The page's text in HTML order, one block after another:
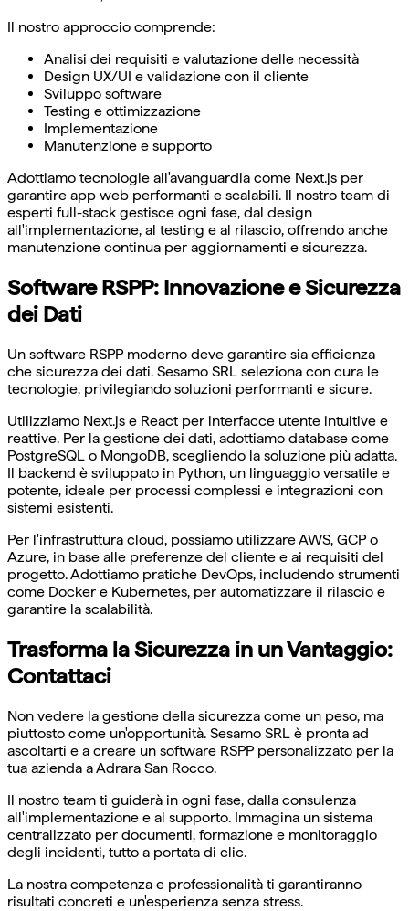
Il nostro approccio comprende:
Analisi dei requisiti e valutazione delle necessità
Design UX/UI e validazione con il cliente
Sviluppo software
Testing e ottimizzazione
Implementazione
Manutenzione e supporto
Adottiamo tecnologie all'avanguardia come Next.js per
garantire app web performanti e scalabili. Il nostro team di
esperti full-stack gestisce ogni fase, dal design
all'implementazione, al testing e al rilascio, offrendo anche
manutenzione continua per aggiornamenti e sicurezza.
Software RSPP: Innovazione e Sicurezza
dei Dati
Un software RSPP moderno deve garantire sia efficienza
che sicurezza dei dati. Sesamo SRL seleziona con cura le
tecnologie, privilegiando soluzioni performanti e sicure.
Utilizziamo Next.js e React per interfacce utente intuitive e
reattive. Per la gestione dei dati, adottiamo database come
PostgreSQL o MongoDB, scegliendo la soluzione più adatta.
Il backend è sviluppato in Python, un linguaggio versatile e
potente, ideale per processi complessi e integrazioni con
sistemi esistenti.
Per l'infrastruttura cloud, possiamo utilizzare AWS, GCP o
Azure, in base alle preferenze del cliente e ai requisiti del
progetto. Adottiamo pratiche DevOps, includendo strumenti
come Docker e Kubernetes, per automatizzare il rilascio e
garantire la scalabilità.
Trasforma la Sicurezza in un Vantaggio:
Contattaci
Non vedere la gestione della sicurezza come un peso, ma
piuttosto come un'opportunità. Sesamo SRL è pronta ad
ascoltarti e a creare un software RSPP personalizzato per la
tua azienda a Adrara San Rocco.
Il nostro team ti guiderà in ogni fase, dalla consulenza
all'implementazione e al supporto. Immagina un sistema
centralizzato per documenti, formazione e monitoraggio
degli incidenti, tutto a portata di clic.
La nostra competenza e professionalità ti garantiranno
risultati concreti e un'esperienza senza stress.